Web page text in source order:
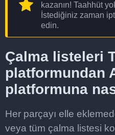
kazanın! Taahhüt
İstediğiniz zaman
edin.
Çalma listeleri
platformundan
platformuna
Her parçayı elle
veya tüm çalma listesi